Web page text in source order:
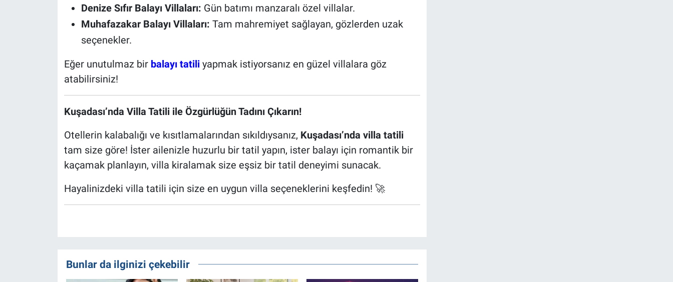
Denize Sıfır Balayı Villaları: Gün batımı manzaralı özel villalar.
Muhafazakar Balayı Villaları: Tam mahremiyet sağlayan, gözlerden uzak
seçenekler.
Eğer unutulmaz bir balayı tatiliyapmak istiyorsanız en güzel villalara göz
atabilirsiniz!
Kuşadası’nda Villa Tatili ile Özgürlüğün Tadını Çıkarın!
Otellerin kalabalığı ve kısıtlamalarından sıkıldıysanız, Kuşadası’nda villa tatili
tam size göre! İster ailenizle huzurlu bir tatil yapın, ister balayı için romantik bir
kaçamak planlayın, villa kiralamak size eşsiz bir tatil deneyimi sunacak.
Hayalinizdeki villa tatili için size en uygun villa seçeneklerini keşfedin! 🚀
Bunlar da ilginizi çekebilir